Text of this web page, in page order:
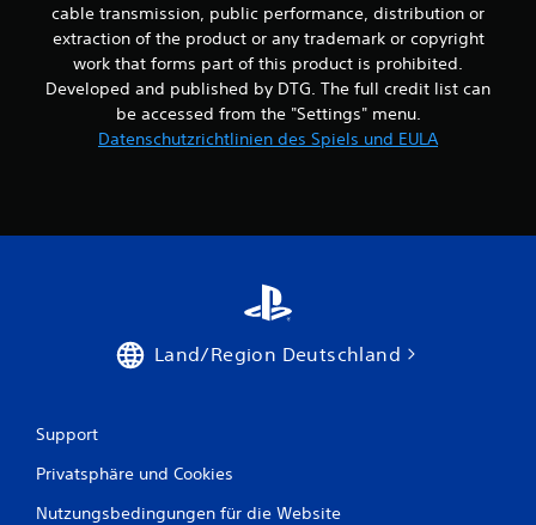
cable transmission, public performance, distribution or
extraction of the product or any trademark or copyright
work that forms part of this product is prohibited.
Developed and published by DTG. The full credit list can
be accessed from the "Settings" menu.
Datenschutzrichtlinien des Spiels und EULA
Land/Region Deutschland
Support
Privatsphäre und Cookies
Nutzungsbedingungen für die Website